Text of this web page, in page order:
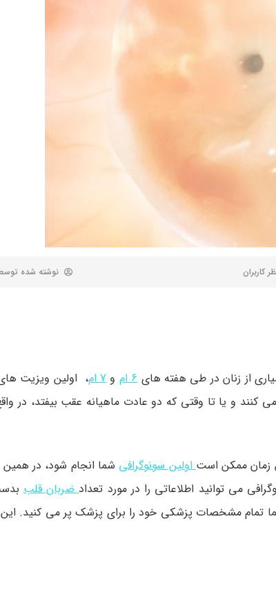
نوشته شده
از زنان در طی هفته های6 ام و7 ام
، اولین ویزیت
ولی بسیاری از پزشکان تا بعد از هفته ی 8 ام صبر می کنند و یا تا وقتی که دو عادت ماهیانه عقب
زمان ممکن استاولین سونوگرافی شما انجام شود، در
می توانید اطلاعاتی را در مورد تعدادضربان قلب
مشخصات پزشکی خود را برای پزشک پر می کنید.